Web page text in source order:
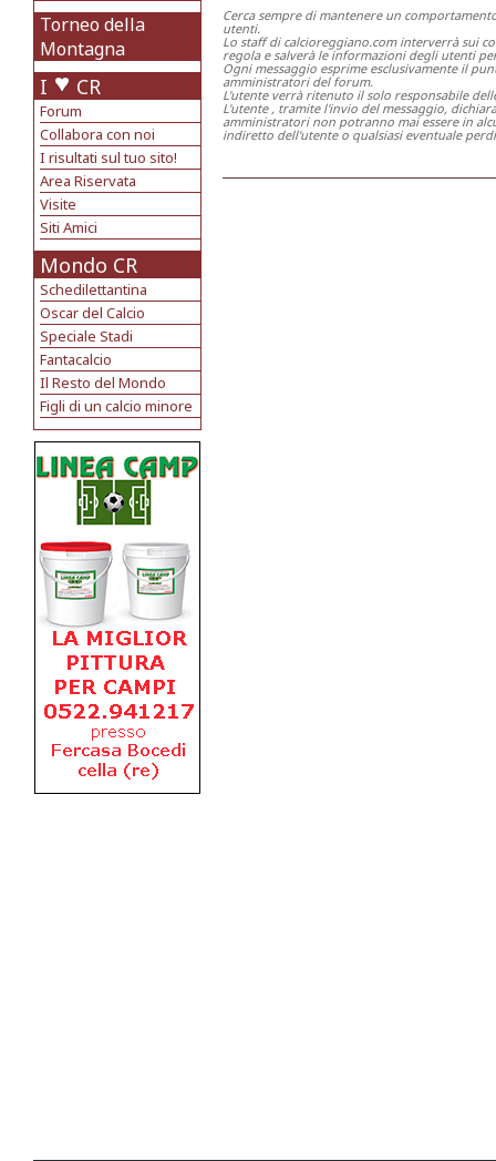
Torneo della
Montagna
I CR
Forum
Collabora con noi
I risultati sul tuo sito!
Area Riservata
Visite
Siti Amici
Mondo CR
Schedilettantina
Oscar del Calcio
Speciale Stadi
Fantacalcio
Il Resto del Mondo
Figli di un calcio minore
Cerca sempre di mantenere un
utenti.
Lo staff di calcioreggiano.com interverrà sui
regola e salverà le informazioni degli utenti
Ogni messaggio esprime esclusivamente il
amministratori del forum.
L'utente verrà ritenuto il solo responsabile
L'utente , tramite l'invio del messaggio,
amministratori non potranno mai essere in
indiretto dell'utente o qualsiasi eventuale